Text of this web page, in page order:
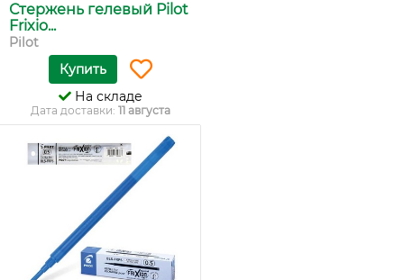
Стержень гелевый Pilot
Frixio...
Pilot
Купить
На складе
Дата доставки: 11 августа